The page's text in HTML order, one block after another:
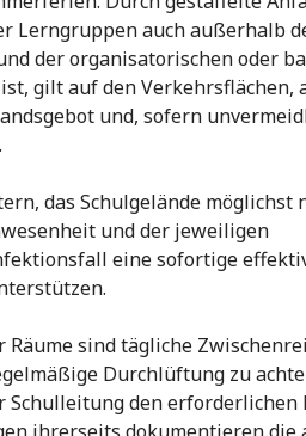
Lerngruppen auch außerhalb
der organisatorischen oder
gilt auf den Verkehrsflächen,
und, sofern
das Schulgelände möglichst
und der jeweiligen
eine sofortige
sind tägliche
Durchlüftung zu
den erforderlichen